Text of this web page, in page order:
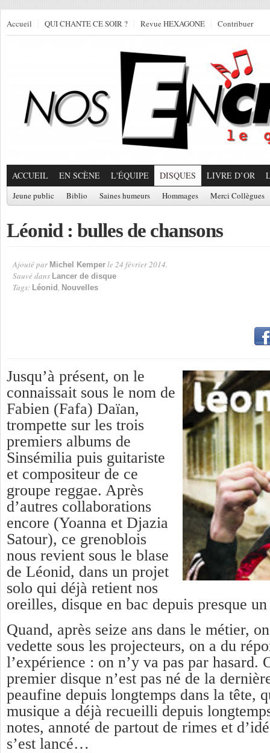
Accueil QUI CHANTE CE SOIR ? Revue HEXAGONE Contribuer
ACCUEIL EN SCÈNE L'ÉQUIPE DISQUES LIVRE D’OR
Jeune public Biblio Saines humeurs Hommages Merci Collègues
Léonid : bulles de chansons
Ajouté par Michel Kemper le 24 février 2014.
Sauvé dans Lancer de disque
Tags: Léonid, Nouvelles
Jusqu’à présent, on le
connaissait sous le nom de
Fabien (Fafa) Daïan,
trompette sur les trois
premiers albums de
Sinsémilia puis guitariste
et compositeur de ce
groupe reggae. Après
d’autres collaborations
encore (Yoanna et Djazia
Satour), ce grenoblois
nous revient sous le blase
de Léonid, dans un projet
solo qui déjà retient nos
oreilles, disque en bac depuis presque
Quand, après seize ans dans le métier,
vedette sous les projecteurs, on a du
l’expérience : on n’y va pas par hasard.
premier disque n’est pas né de la
peaufine depuis longtemps dans la tête,
musique a déjà recueilli depuis
notes, annoté de partout de rimes et
s’est lancé…